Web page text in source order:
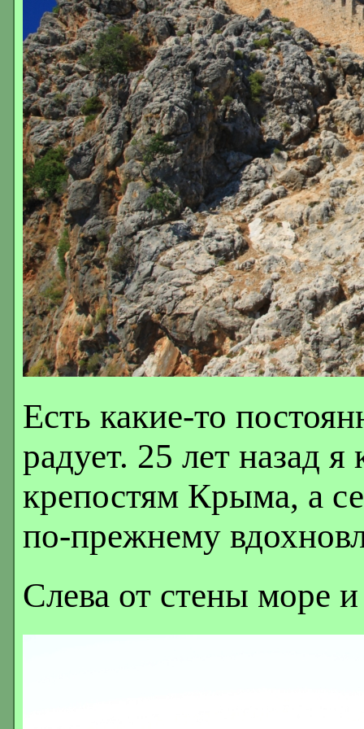
Есть какие-то
радует. 25 лет назад я
крепостям Крыма, а
по-прежнему
Слева от стены море